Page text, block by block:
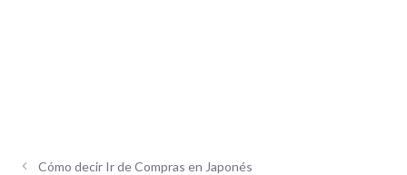
Cómo decir Ir de Compras en Japonés